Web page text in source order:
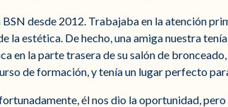
desde 2012. Trabajaba en la atención
la estética. De hecho, una amiga nuestra
en la parte trasera de su salón de
de formación, y tenía un lugar perfecto
él nos dio la oportunidad,